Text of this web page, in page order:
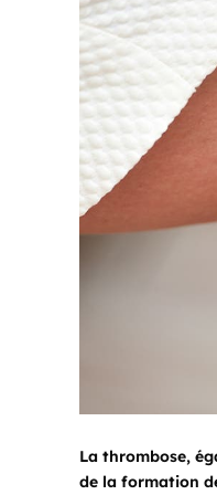
La thrombose,
de la formation